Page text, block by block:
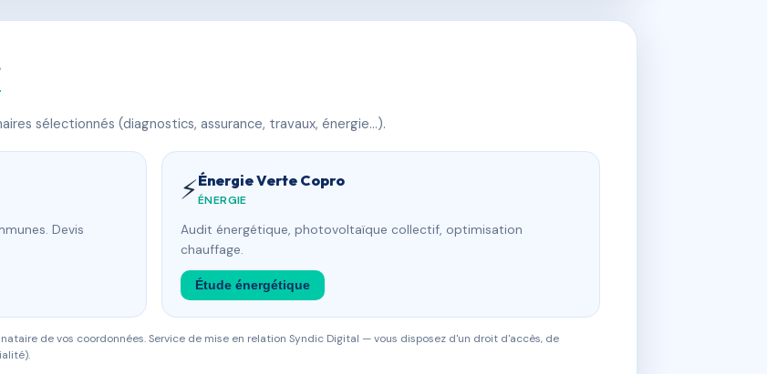
sélectionnés (diagnostics, assurance, travaux, énergie…).
Devis
⚡Énergie Verte Copro
ÉNERGIE
Audit énergétique, photovoltaïque collectif, optimisation
chauffage.
Étude énergétique
de vos coordonnées. Service de mise en relation Syndic Digital — vous disposez d'un droit d'accès, de